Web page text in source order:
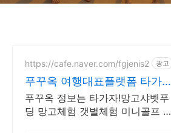
https://cafe.naver.com/fgjenis2 광고
푸꾸옥 여행대표플랫폼 타가자
망고무제한뷔페 망고푸딩만들
기
푸꾸옥 정보는 타가자!망고샤벳푸
딩 망고체험 갯벌체험 미니골프 단